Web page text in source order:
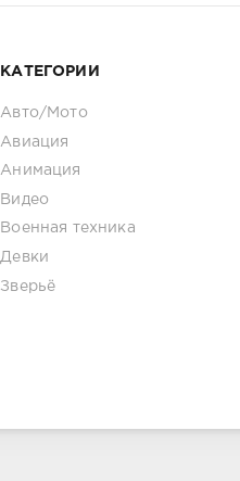
КАТЕГОРИИ
Авто/Мото
Авиация
Анимация
Видео
Военная техника
Девки
Зверьё